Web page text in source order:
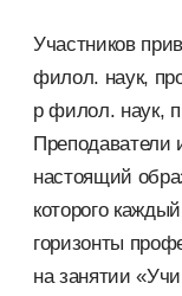
Участников
филол. наук,
р филол. наук,
Преподаватели
настоящий
которого
горизонты
на занятии